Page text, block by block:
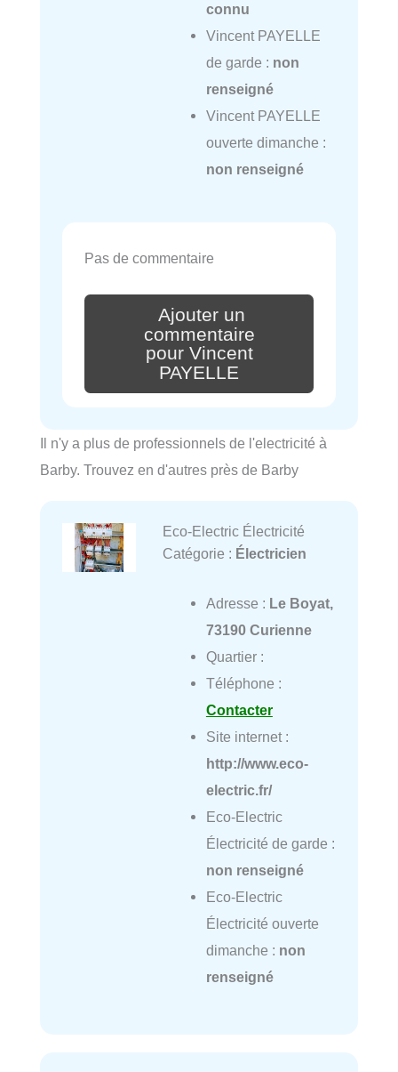
connu
Vincent PAYELLE
de garde : non
renseigné
Vincent PAYELLE
ouverte dimanche :
non renseigné
Pas de commentaire
Ajouter un
commentaire
pour Vincent
PAYELLE
Il n'y a plus de professionnels de l'electricité à
Barby. Trouvez en d'autres près de Barby
Eco-Electric Électricité
Catégorie : Électricien
Adresse : Le Boyat,
73190 Curienne
Quartier :
Téléphone :
Contacter
Site internet :
http://www.eco-
electric.fr/
Eco-Electric
Électricité de garde :
non renseigné
Eco-Electric
Électricité ouverte
dimanche : non
renseigné